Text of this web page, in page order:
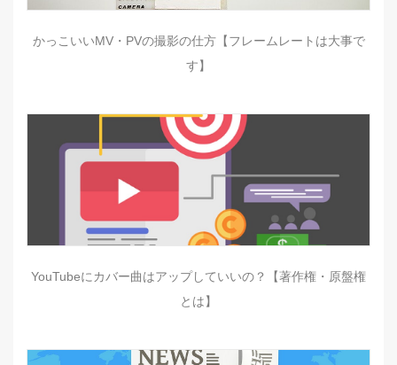
かっこいいMV・PVの撮影の仕方【フレームレートは大事で
す】
YouTubeにカバー曲はアップしていいの？【著作権・原盤権
とは】